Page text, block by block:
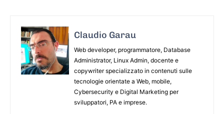
Claudio Garau
Web developer, programmatore, Database
Administrator, Linux Admin, docente e
copywriter specializzato in contenuti sulle
tecnologie orientate a Web, mobile,
Cybersecurity e Digital Marketing per
sviluppatori, PA e imprese.